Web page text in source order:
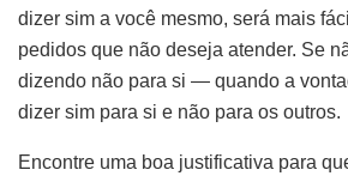
dizer sim a você mesmo, será mais
pedidos que não deseja atender. Se
dizendo não para si — quando a
dizer sim para si e não para os outros.
Encontre uma boa justificativa para